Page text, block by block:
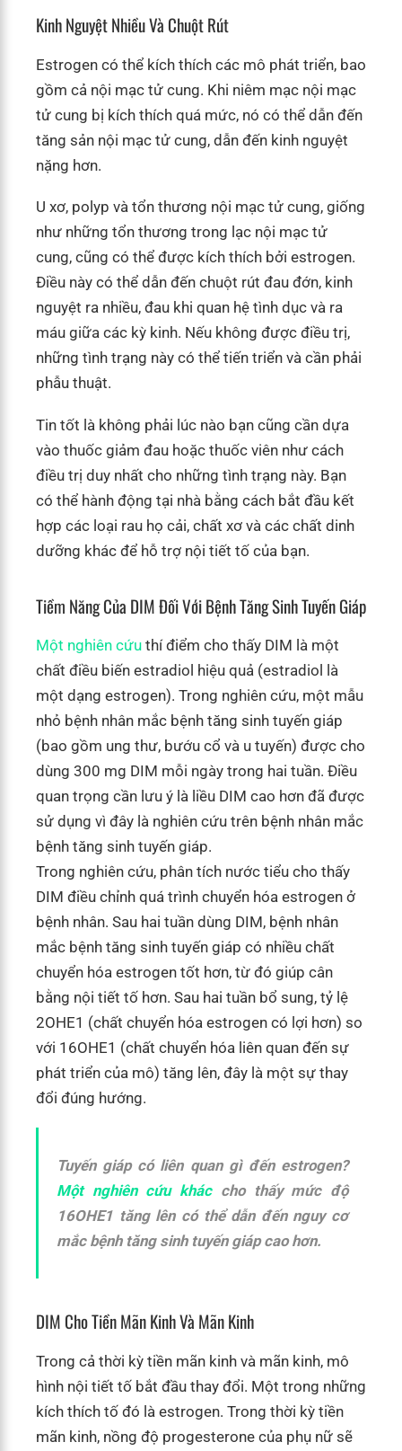
Kinh Nguyệt Nhiều Và Chuột Rút
Estrogen có thể kích thích các mô phát triển, bao
gồm cả nội mạc tử cung. Khi niêm mạc nội mạc
tử cung bị kích thích quá mức, nó có thể dẫn đến
tăng sản nội mạc tử cung, dẫn đến kinh nguyệt
nặng hơn.
U xơ, polyp và tổn thương nội mạc tử cung, giống
như những tổn thương trong lạc nội mạc tử
cung, cũng có thể được kích thích bởi estrogen.
Điều này có thể dẫn đến chuột rút đau đớn, kinh
nguyệt ra nhiều, đau khi quan hệ tình dục và ra
máu giữa các kỳ kinh. Nếu không được điều trị,
những tình trạng này có thể tiến triển và cần phải
phẫu thuật.
Tin tốt là không phải lúc nào bạn cũng cần dựa
vào thuốc giảm đau hoặc thuốc viên như cách
điều trị duy nhất cho những tình trạng này. Bạn
có thể hành động tại nhà bằng cách bắt đầu kết
hợp các loại rau họ cải, chất xơ và các chất dinh
dưỡng khác để hỗ trợ nội tiết tố của bạn.
Tiềm Năng Của DIM Đối Với Bệnh Tăng Sinh Tuyến Giáp
Một nghiên cứu thí điểm cho thấy DIM là một
chất điều biến estradiol hiệu quả (estradiol là
một dạng estrogen). Trong nghiên cứu, một mẫu
nhỏ bệnh nhân mắc bệnh tăng sinh tuyến giáp
(bao gồm ung thư, bướu cổ và u tuyến) được cho
dùng 300 mg DIM mỗi ngày trong hai tuần. Điều
quan trọng cần lưu ý là liều DIM cao hơn đã được
sử dụng vì đây là nghiên cứu trên bệnh nhân mắc
bệnh tăng sinh tuyến giáp.
Trong nghiên cứu, phân tích nước tiểu cho thấy
DIM điều chỉnh quá trình chuyển hóa estrogen ở
bệnh nhân. Sau hai tuần dùng DIM, bệnh nhân
mắc bệnh tăng sinh tuyến giáp có nhiều chất
chuyển hóa estrogen tốt hơn, từ đó giúp cân
bằng nội tiết tố hơn. Sau hai tuần bổ sung, tỷ lệ
2OHE1 (chất chuyển hóa estrogen có lợi hơn) so
với 16OHE1 (chất chuyển hóa liên quan đến sự
phát triển của mô) tăng lên, đây là một sự thay
đổi đúng hướng.
Tuyến giáp có liên quan gì đến estrogen?
Một nghiên cứu kháccho thấy mức độ
16OHE1 tăng lên có thể dẫn đến nguy cơ
mắc bệnh tăng sinh tuyến giáp cao hơn.
DIM Cho Tiền Mãn Kinh Và Mãn Kinh
Trong cả thời kỳ tiền mãn kinh và mãn kinh, mô
hình nội tiết tố bắt đầu thay đổi. Một trong những
kích thích tố đó là estrogen. Trong thời kỳ tiền
mãn kinh, nồng độ progesterone của phụ nữ sẽ